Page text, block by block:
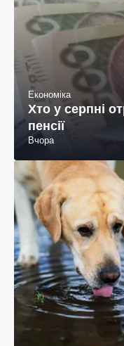
Економіка
Хто у серпні
пенсії
Вчора